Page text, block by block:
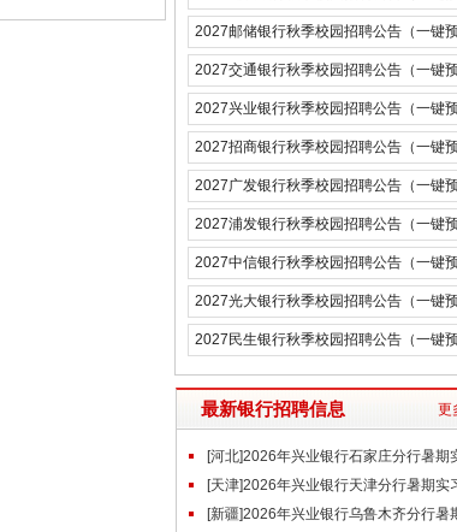
约）
2027邮储银行秋季校园招聘公告（一键
约）
2027交通银行秋季校园招聘公告（一键
约）
2027兴业银行秋季校园招聘公告（一键
约）
2027招商银行秋季校园招聘公告（一键
约）
2027广发银行秋季校园招聘公告（一键
约）
2027浦发银行秋季校园招聘公告（一键
约）
2027中信银行秋季校园招聘公告（一键
约）
2027光大银行秋季校园招聘公告（一键
约）
2027民生银行秋季校园招聘公告（一键
最新银行招聘信息 更
[河北]2026年兴业银行石家庄分行暑期
生招聘公告
[天津]2026年兴业银行天津分行暑期实
招聘公告
[新疆]2026年兴业银行乌鲁木齐分行暑